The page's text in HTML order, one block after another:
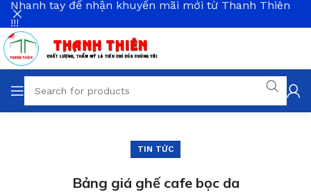
TIN TỨC
Bảng giá ghế cafe bọc da
Nhanh tay để nhận khuyến mãi mới từ Thanh Thiên
!!!